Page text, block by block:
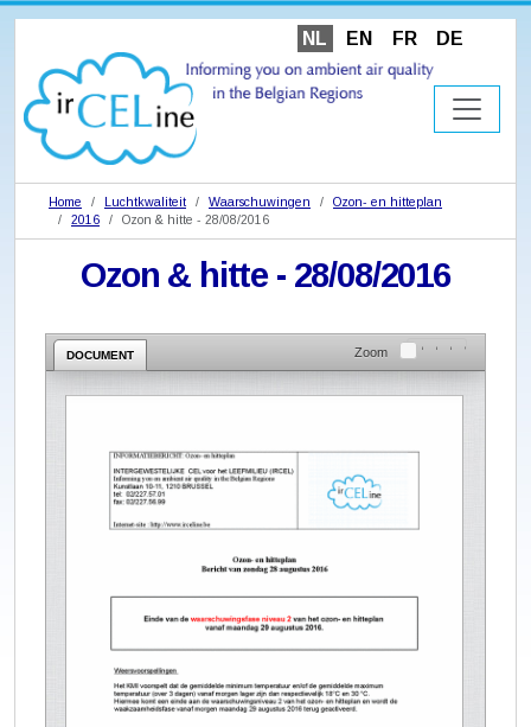
NL EN FR DE
Home Luchtkwaliteit Waarschuwingen
Ozon- en hitteplan
2016
Ozon & hitte - 28/08/2016
Ozon & hitte - 28/08/2016
DOCUMENT Zoom